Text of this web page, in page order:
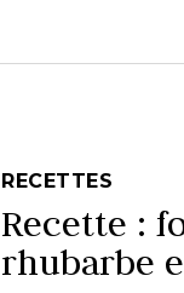
RECETTES
Recette :
rhubarbe